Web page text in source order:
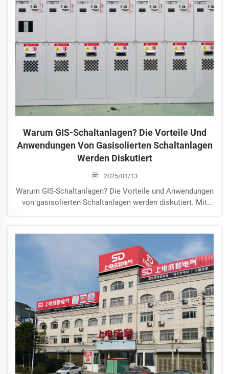
Warum GIS-Schaltanlagen? Die Vorteile Und
Anwendungen Von Gasisolierten Schaltanlagen
Werden Diskutiert
2025/01/13
Warum GIS-Schaltanlagen? Die Vorteile und Anwendungen
von gasisolierten Schaltanlagen werden diskutiert. Mit
Schaltanlage) einen wichtigen Platz in der Moderne
eingenommen...